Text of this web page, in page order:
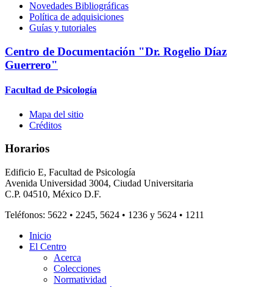
Novedades Bibliográficas
Política de adquisiciones
Guías y tutoriales
Centro de Documentación "Dr. Rogelio Díaz
Guerrero"
Facultad de Psicología
Mapa del sitio
Créditos
Horarios
Edificio E, Facultad de Psicología
Avenida Universidad 3004, Ciudad Universitaria
C.P. 04510, México D.F.
Teléfonos: 5622 • 2245, 5624 • 1236 y 5624 • 1211
Inicio
El Centro
Acerca
Colecciones
Normatividad